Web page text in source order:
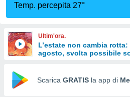
di
Web
Temp. percepita 27°
Ultim'ora.
L’estate non cambia
agosto, svolta possibile
Scarica GRATIS la app di